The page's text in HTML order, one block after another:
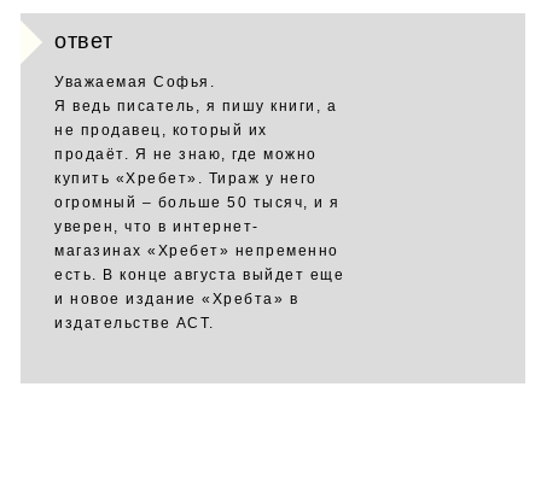
ответ
Уважаемая Софья.
Я ведь писатель, я пишу книги, а
не продавец, который их
продаёт. Я не знаю, где можно
купить «Хребет». Тираж у него
огромный – больше 50 тысяч, и я
уверен, что в интернет-
магазинах «Хребет» непременно
есть. В конце августа выйдет еще
и новое издание «Хребта» в
издательстве АСТ.